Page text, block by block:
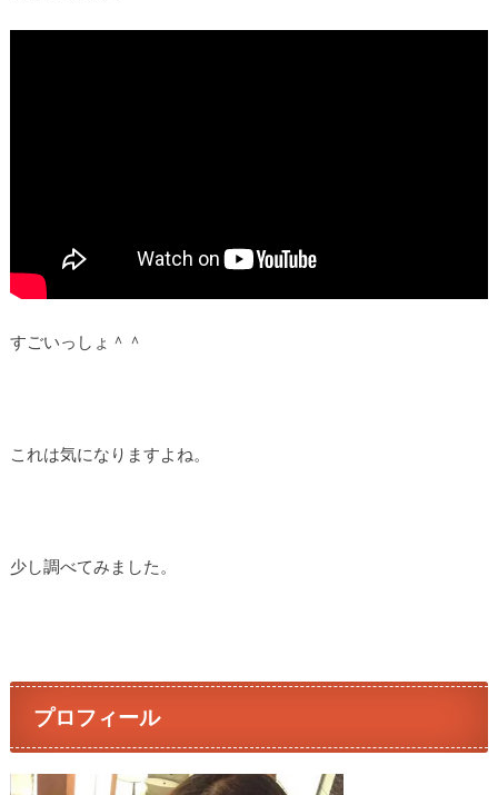
すごいっしょ＾＾
これは気になりますよね。
少し調べてみました。
プロフィール